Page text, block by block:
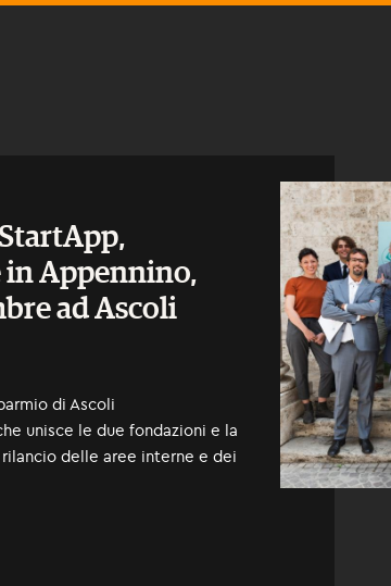
Appennino,
ad Ascoli
di Ascoli
unisce le due fondazioni e la
delle aree interne e dei